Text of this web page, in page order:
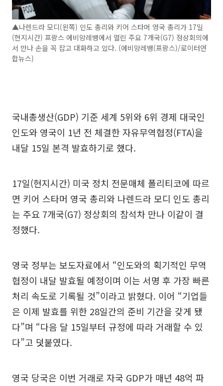
▲나렌드라 모디(왼쪽) 인도 총리와 키어 스타머 영국 총리가 17일
(현지시간) 프랑스 에비앙레뱅에서 열린 주요 7개국(G7) 정상회의에
서 만나 손을 꼭 잡고 대화하고 있다. (에비앙레뱅(프랑스)/로이터연
합뉴스)
국내총생산(GDP) 기준 세계 5위와 6위 경제 대국인
인도와 영국이 1년 전 체결한 자유무역협정(FTA)을
내달 15일 본격 발효하기로 했다.
17일(현지시간) 미국 정치 전문매체 폴리티코에 따르
면 키어 스타머 영국 총리와 나렌드라 모디 인도 총리
는 주요 7개국(G7) 정상회의 참석차 만나 이같이 결
정했다.
영국 정부는 보도자료에서 “인도와의 획기적인 무역
협정이 내달 발효될 예정이며 이는 서명 후 가장 빠른
처리 속도로 기록될 것”이라고 밝혔다. 이어 “기업들
은 이제 발효를 위한 28일간의 준비 기간을 갖게 됐
다”며 “다음 달 15일부터 규정에 따라 거래할 수 있
다”고 덧붙였다.
영국 당국은 이번 거래로 자국 GDP가 매년 48억 파